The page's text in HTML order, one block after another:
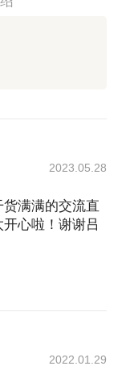
2023.05.28
满满的交流直
心啦！谢谢吕
2022.01.29